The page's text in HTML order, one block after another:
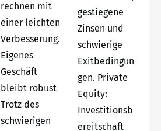
rechnen mit
einer leichten
Verbesserung.
Eigenes
Geschäft
bleibt robust
Trotz des
schwierigen
gestiegene
Zinsen und
schwierige
Exitbedingun
gen. Private
Equity:
Investitionsb
ereitschaft